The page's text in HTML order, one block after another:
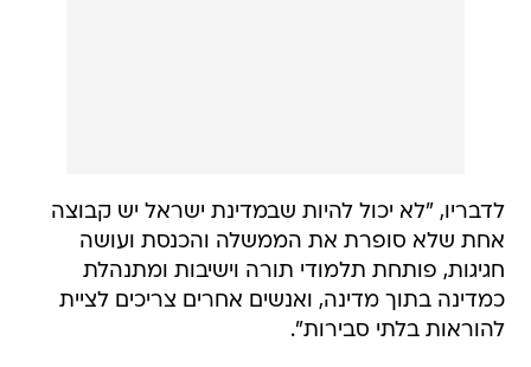
לדבריו, "לא יכול להיות שבמדינת ישראל יש קבוצה
אחת שלא סופרת את הממשלה והכנסת ועושה
חגיגות, פותחת תלמודי תורה וישיבות ומתנהלת
כמדינה בתוך מדינה, ואנשים אחרים צריכים לציית
להוראות בלתי סבירות".